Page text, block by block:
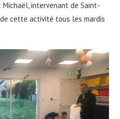
intervenant de Saint-
cette activité tous les mardis